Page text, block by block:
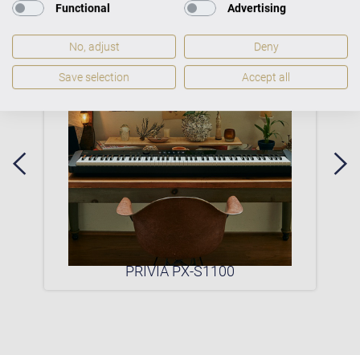
PRIVIA PX-S1100
Functional Advertising
No, adjust Deny
Save selection Accept all